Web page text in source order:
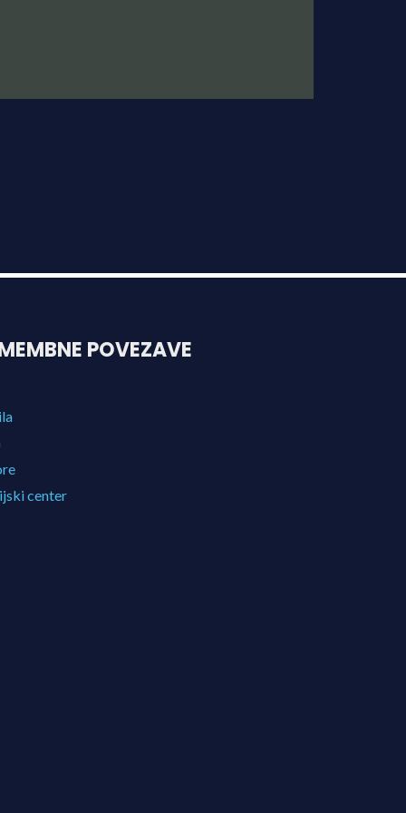
POVEZAVE
center